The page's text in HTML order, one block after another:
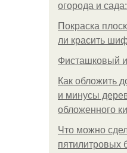
огорода и
Покраска
ли красить
Фисташковый
Как обложить
и минусы
обложенного
Что можно
пятилитровых